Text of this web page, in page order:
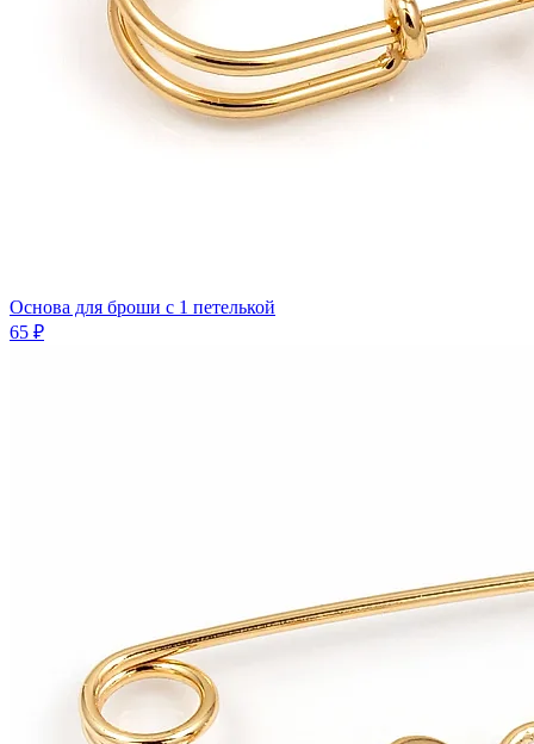
Основа для броши с 1 петелькой
65 ₽